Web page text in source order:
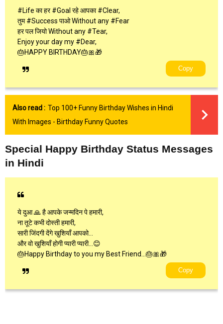
#Life का हर #Goal रहे आपका #Clear,
तुम #Success पाओ Without any #Fear
हर पल जियो Without any #Tear,
Enjoy your day my #Dear,
🎂HAPPY BIRTHDAY🎂🎀🎁
Copy
Also read : Top 100+ Funny Birthday Wishes in Hindi
With Images - Birthday Funny Quotes
Special Happy Birthday Status Messages
in Hindi
ये दुआ 🙏 है आपके जन्मदिन पे हमारी,
ना तूटे कभी दोस्ती हमारी,
सारी जिंदगी देंगे खुशियाँ आपको…
और वो खुशियाँ होगी प्यारी प्यारी…😊
🎂Happy Birthday to you my Best Friend…🎂🎀🎁
Copy